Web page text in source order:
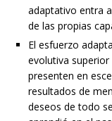
adaptativo entra
de las propias
El esfuerzo
evolutiva superior
presenten en
resultados de
deseos de todo